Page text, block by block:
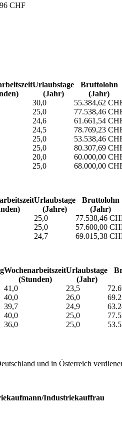
CHF
Urlaubs­tage
(Jahr)
Bruttolohn
(Jahr)
30,0
55.384,62
25,0
77.538,46
24,6
61.661,54
24,5
78.769,23
25,0
53.538,46
25,0
80.307,69
20,0
60.000,00
25,0
68.000,00
Urlaubs­tage
(Jahre)
Bruttolohn
(Jahr)
25,0
77.538,46
25,0
57.600,00
24,7
69.015,38
Wochen­arbeitszeit
(Stunden)
Urlaubs­tage
(Jahr)
41,0 23,5
40,0 26,0
39,7 24,9
40,0 25,0
36,0 25,0
und in Österreich
Industriekauffrau